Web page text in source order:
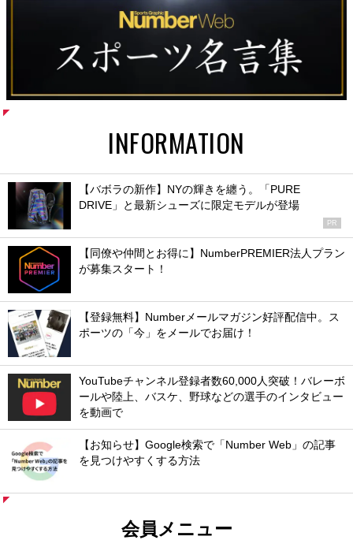
INFORMATION
【バボラの新作】NYの輝きを纏う。「PURE
DRIVE」と最新シューズに限定モデルが登場
PR
【同僚や仲間とお得に】NumberPREMIER法人プラン
が募集スタート！
【登録無料】Numberメールマガジン好評配信中。ス
ポーツの「今」をメールでお届け！
YouTubeチャンネル登録者数60,000人突破！バレーボ
ールや陸上、バスケ、野球などの選手のインタビュー
を動画で
【お知らせ】Google検索で「Number Web」の記事
を見つけやすくする方法
会員メニュー